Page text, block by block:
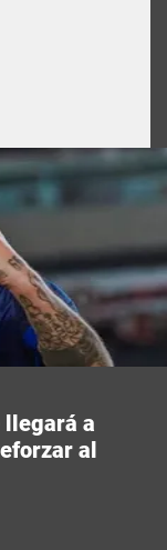
llegará a
al